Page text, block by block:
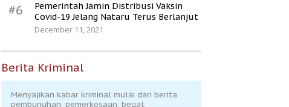
#6
Pemerintah Jamin Distribusi Vaksin
Covid-19 Jelang Nataru Terus Berlanjut
December 11, 2021
Berita Kriminal
Menyajikan kabar kriminal mulai dari berita
pembunuhan, pemerkosaan, begal,